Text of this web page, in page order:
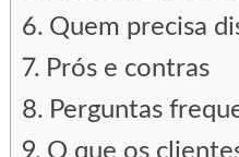
Quem precisa
Prós e contras
Perguntas
O que os